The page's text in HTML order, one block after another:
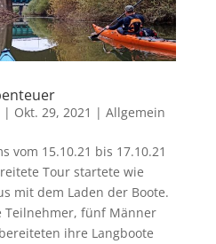
| Okt. 29, 2021 | Allgemein
vom 15.10.21 bis 17.10.21
Tour startete wie
mit dem Laden der Boote.
Teilnehmer, fünf Männer
ihre Langboote